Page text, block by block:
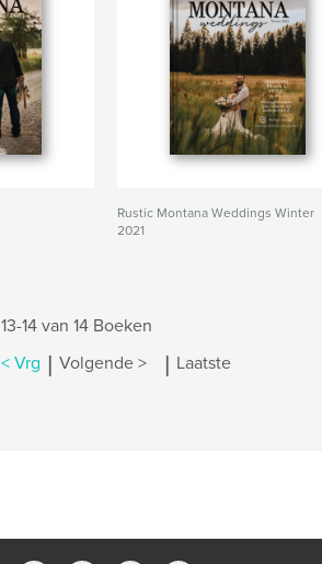
Rustic Montana Weddings Winter
2021
13-14 van 14 Boeken
< Vrg | Volgende > | Laatste